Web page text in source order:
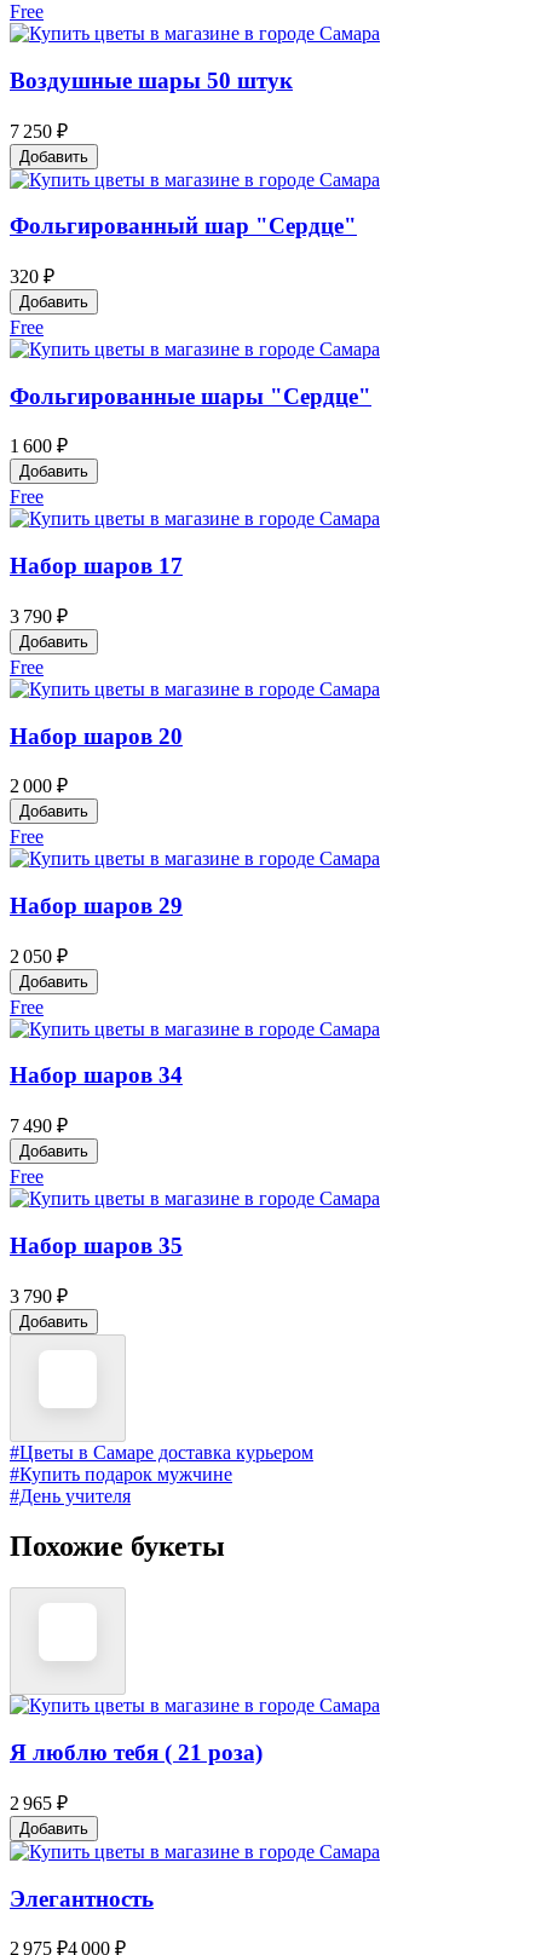
Free
Воздушные шары 50 штук
7 250 ₽
Добавить
Фольгированный шар "Сердце"
320 ₽
Добавить
Free
Фольгированные шары "Сердце"
1 600 ₽
Добавить
Free
Набор шаров 17
3 790 ₽
Добавить
Free
Набор шаров 20
2 000 ₽
Добавить
Free
Набор шаров 29
2 050 ₽
Добавить
Free
Набор шаров 34
7 490 ₽
Добавить
Free
Набор шаров 35
3 790 ₽
Добавить
#Цветы в Самаре доставка курьером
#Купить подарок мужчине
#День учителя
Похожие букеты
Я люблю тебя ( 21 роза)
2 965 ₽
Добавить
Элегантность
2 975 ₽4 000 ₽